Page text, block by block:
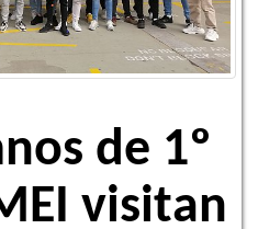
de 1º
visitan